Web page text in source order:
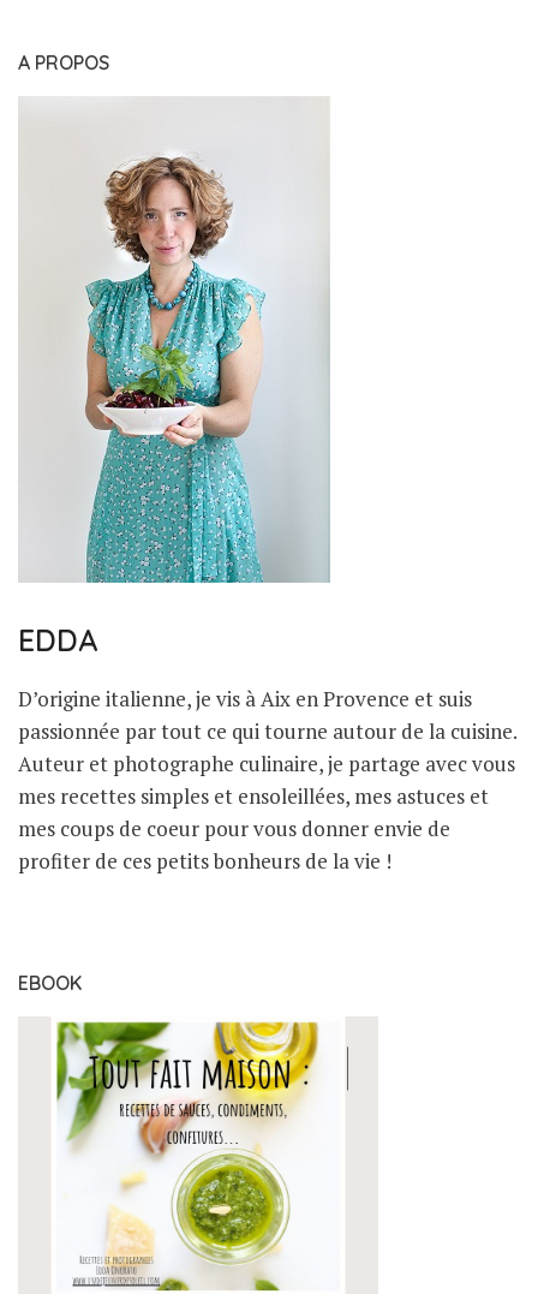
A PROPOS
EDDA
D’origine italienne, je vis à Aix en Provence et suis
passionnée par tout ce qui tourne autour de la cuisine.
Auteur et photographe culinaire, je partage avec vous
mes recettes simples et ensoleillées, mes astuces et
mes coups de coeur pour vous donner envie de
profiter de ces petits bonheurs de la vie !
EBOOK